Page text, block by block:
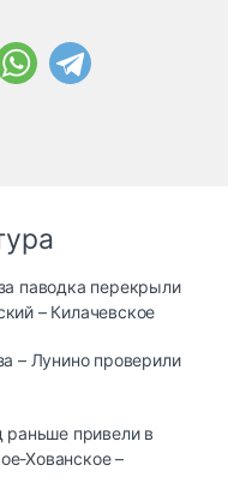
паводка перекрыли
– Килачевское
– Лунино проверили
раньше привели в
Хованское –